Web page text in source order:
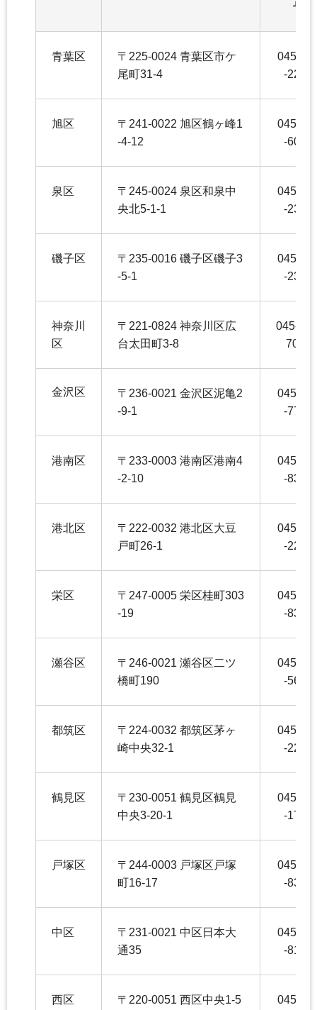
号
青葉区
〒225-0024 青葉区市ケ
尾町31-4
045-
-2245
旭区
〒241-0022 旭区鶴ヶ峰1
-4-12
045-
-6042
泉区
〒245-0024 泉区和泉中
央北5-1-1
045-
-2353
磯子区
〒235-0016 磯子区磯子3
-5-1
045-
-2354
神奈川
区
〒221-0824 神奈川区広
台太田町3-8
045-
7041
金沢区
〒236-0021 金沢区泥亀2
-9-1
045-
-7746
港南区
〒233-0003 港南区港南4
-2-10
045-
-8355
港北区
〒222-0032 港北区大豆
戸町26-1
045-
-2271
栄区
〒247-0005 栄区桂町303
-19
045-
-8350
瀬谷区
〒246-0021 瀬谷区二ツ
橋町190
045-
-5653
都筑区
〒224-0032 都筑区茅ヶ
崎中央32-1
045-
-2263
鶴見区
〒230-0051 鶴見区鶴見
中央3-20-1
045-
-1720
戸塚区
〒244-0003 戸塚区戸塚
町16-17
045-
-8358
中区
〒231-0021 中区日本大
通35
045-
-8196
西区 〒220-0051 西区中央1-5 045-